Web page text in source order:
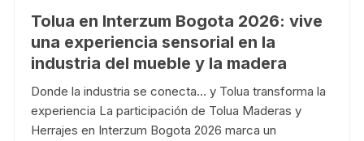
Tolua en Interzum Bogota 2026: vive
una experiencia sensorial en la
industria del mueble y la madera
Donde la industria se conecta… y Tolua transforma la
experiencia La participación de Tolua Maderas y
Herrajes en Interzum Bogota 2026 marca un